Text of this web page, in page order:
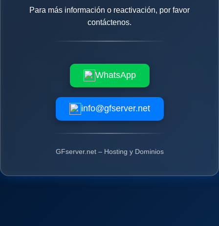
Para más información o reactivación, por favor
contáctenos.
WhatsApp
info@gfserver.net
GFserver.net – Hosting y Dominios